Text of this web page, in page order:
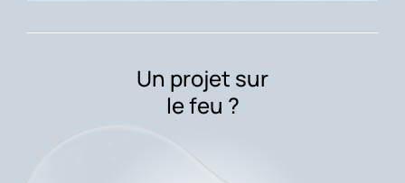
Un projet sur
le feu ?